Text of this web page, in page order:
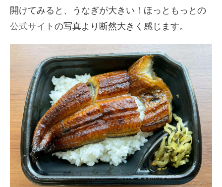
開けてみると、うなぎが大きい！ほっともっとの
公式サイト の写真より断然大きく感じます。